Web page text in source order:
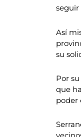
seguir
Así
su
Por
que
poder